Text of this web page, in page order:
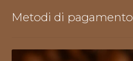
Metodi di pagamento